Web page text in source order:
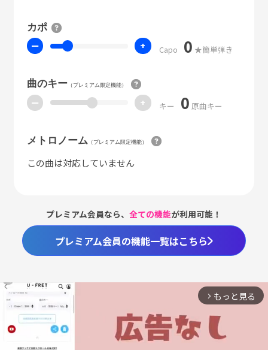
カポ
ー + Capo 0 ★簡単弾き
曲のキー（プレミアム限定機能）
ー + キー 0 原曲キー
メトロノーム （プレミアム限定機能）
この曲は対応していません
プレミアム会員なら、全ての機能が利用可能！
プレミアム会員の機能一覧はこちら
arrow_forward_ios もっと見る